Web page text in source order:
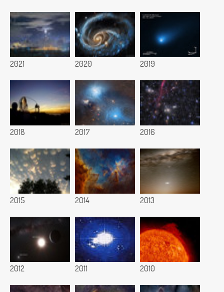
2021 2020 2019
2018 2017 2016
2015 2014 2013
2012 2011 2010